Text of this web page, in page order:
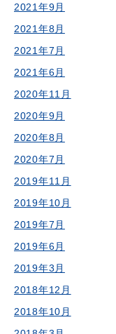
2021年9月
2021年8月
2021年7月
2021年6月
2020年11月
2020年9月
2020年8月
2020年7月
2019年11月
2019年10月
2019年7月
2019年6月
2019年3月
2018年12月
2018年10月